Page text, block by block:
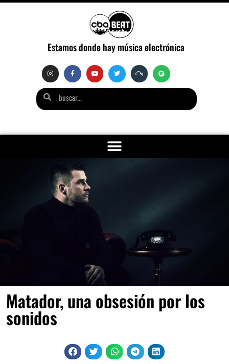
Estamos donde hay música electrónica
Matador, una obsesión por los
sonidos